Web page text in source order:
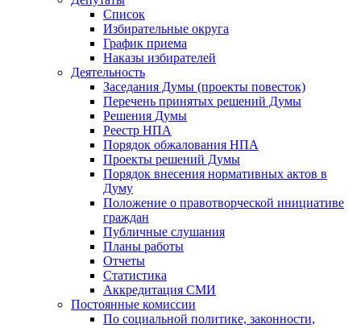
Список
Избирательные округа
График приема
Наказы избирателей
Деятельность
Заседания Думы (проекты повесток)
Перечень принятых решений Думы
Решения Думы
Реестр НПА
Порядок обжалования НПА
Проекты решений Думы
Порядок внесения нормативных актов в
Думу
Положение о правотворческой инициативе
граждан
Публичные слушания
Планы работы
Отчеты
Статистика
Аккредитация СМИ
Постоянные комиссии
По социальной политике, законности,